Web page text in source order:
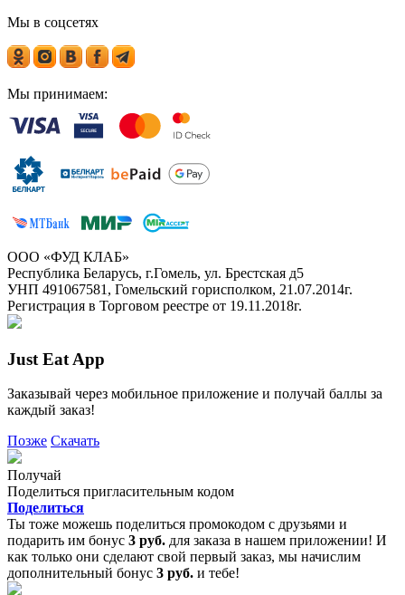
Мы в соцсетях
Мы принимаем:
ООО «ФУД КЛАБ»
Республика Беларусь, г.Гомель, ул. Брестская д5
УНП 491067581, Гомельский горисполком, 21.07.2014г.
Регистрация в Торговом реестре от 19.11.2018г.
Just Eat App
Заказывай через мобильное приложение и получай баллы за
каждый заказ!
Позже Скачать
Получай
Поделиться пригласительным кодом
Поделиться
Ты тоже можешь поделиться промокодом с друзьями и
подарить им бонус 3 руб. для заказа в нашем приложении! И
как только они сделают свой первый заказ, мы начислим
дополнительный бонус 3 руб. и тебе!